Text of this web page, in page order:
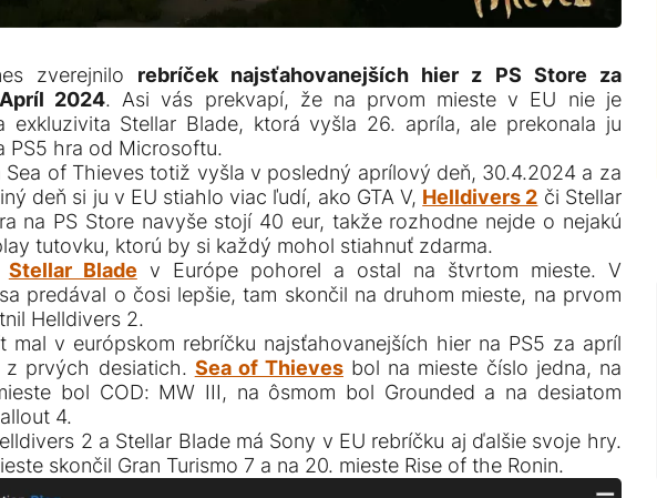
zverejnilo rebríček najsťahovanejších hier z PS Store za
2024. Asi vás prekvapí, že na prvom mieste v EU nie je
exkluzivita Stellar Blade, ktorá vyšla 26. apríla, ale prekonala ju
PS5 hra od Microsoftu.
Sea of Thieves totiž vyšla v posledný aprílový deň, 30.4.2024 a za
deň si ju v EU stiahlo viac ľudí, ako GTA V, Helldivers 2 či Stellar
na PS Store navyše stojí 40 eur, takže rozhodne nejde o nejakú
tutovku, ktorú by si každý mohol stiahnuť zdarma.
Stellar Blade v Európe pohorel a ostal na štvrtom mieste. V
predával o čosi lepšie, tam skončil na druhom mieste, na prvom
Helldivers 2.
mal v európskom rebríčku najsťahovanejších hier na PS5 za apríl
prvých desiatich. Sea of Thievesbol na mieste číslo jedna, na
bol COD: MW III, na ôsmom bol Grounded a na desiatom
4.
2 a Stellar Blade má Sony v EU rebríčku aj ďalšie svoje hry.
skončil Gran Turismo 7 a na 20. mieste Rise of the Ronin.